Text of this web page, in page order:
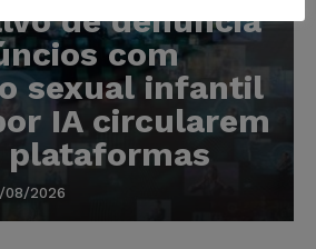
de denúncia
com
sexual infantil
IA circularem
plataformas
08/2026